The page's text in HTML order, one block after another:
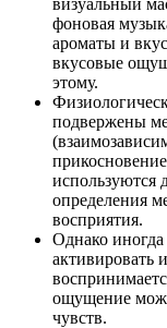
фоновая
ароматы и
вкусовые
этому.
подвержены
используются
определения
восприятия.
Однако
активировать
ощущение
чувств.